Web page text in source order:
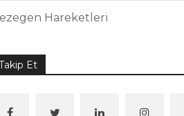
Hareketleri
Et